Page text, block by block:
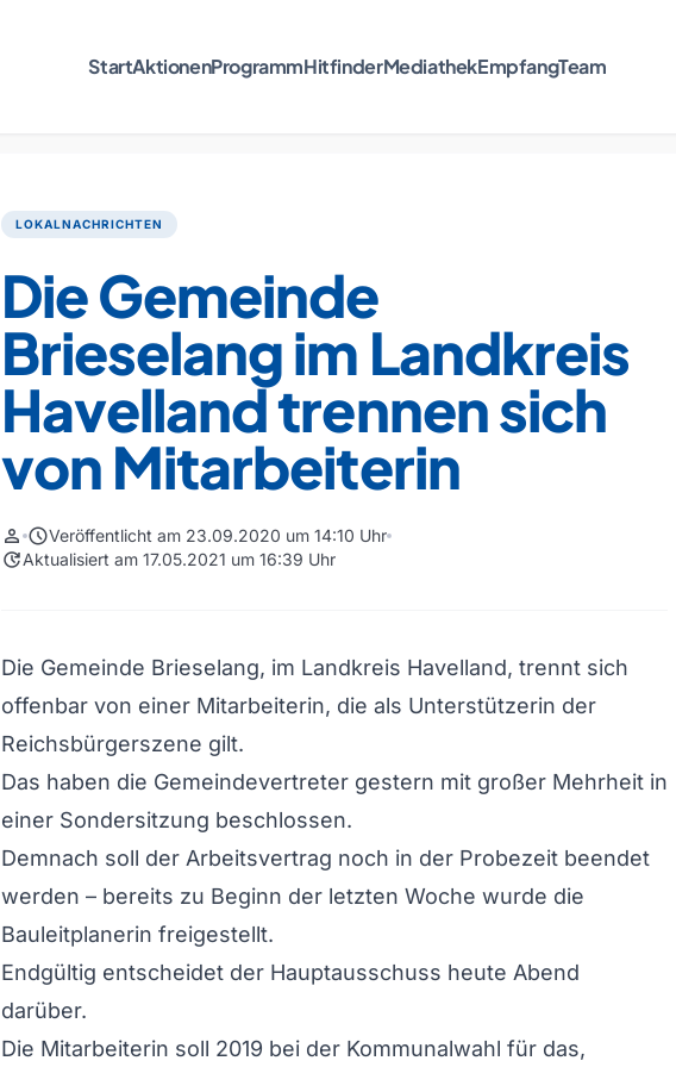
StartAktionenProgrammHitfinderMediathekEmpfangTeam
LOKALNACHRICHTEN
Die Gemeinde
Brieselang im Landkreis
Havelland trennen sich
von Mitarbeiterin
person scheduleVeröffentlicht am 23.09.2020 um 14:10 Uhr
updateAktualisiert am 17.05.2021 um 16:39 Uhr
Die Gemeinde Brieselang, im Landkreis Havelland, trennt sich
offenbar von einer Mitarbeiterin, die als Unterstützerin der
Reichsbürgerszene gilt.
Das haben die Gemeindevertreter gestern mit großer Mehrheit in
einer Sondersitzung beschlossen.
Demnach soll der Arbeitsvertrag noch in der Probezeit beendet
werden – bereits zu Beginn der letzten Woche wurde die
Bauleitplanerin freigestellt.
Endgültig entscheidet der Hauptausschuss heute Abend
darüber.
Die Mitarbeiterin soll 2019 bei der Kommunalwahl für das,